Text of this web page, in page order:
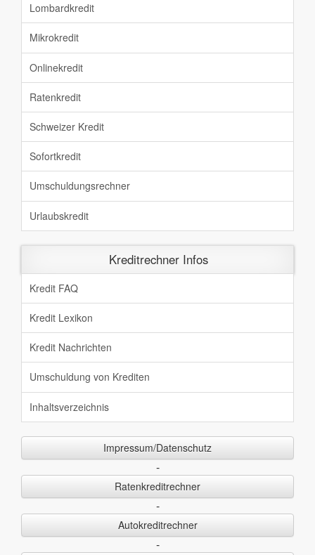
Lombardkredit
Mikrokredit
Onlinekredit
Ratenkredit
Schweizer Kredit
Sofortkredit
Umschuldungsrechner
Urlaubskredit
Kreditrechner Infos
Kredit FAQ
Kredit Lexikon
Kredit Nachrichten
Umschuldung von Krediten
Inhaltsverzeichnis
Impressum/Datenschutz
-
Ratenkreditrechner
-
Autokreditrechner
-